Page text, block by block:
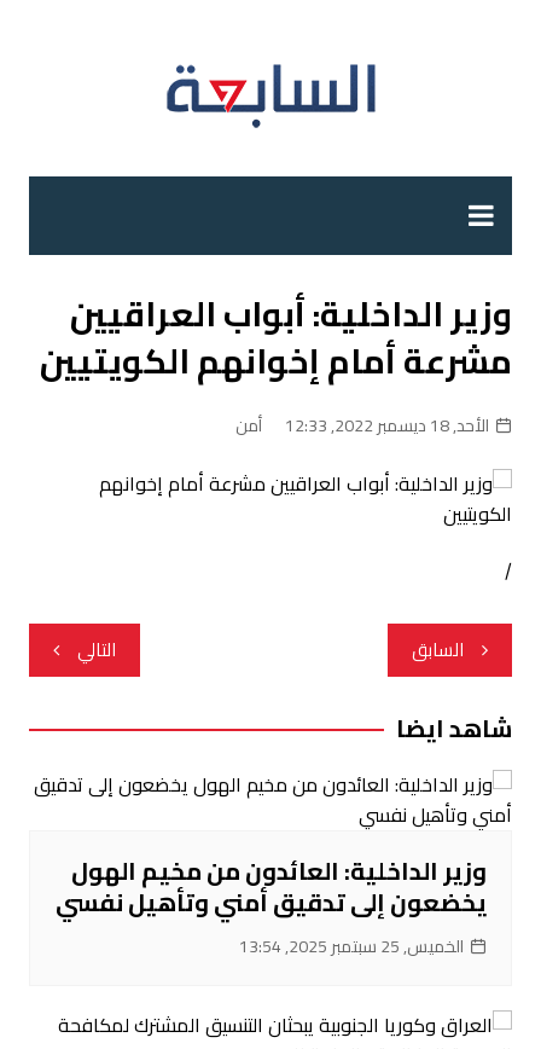
وزير الداخلية: أبواب العراقيين
مشرعة أمام إخوانهم الكويتيين
الأحد, 18 ديسمبر 2022, 12:33 أمن
/
تصفّح
المقالات
السابق التالي
شاهد ايضا
وزير الداخلية: العائدون من مخيم الهول
يخضعون إلى تدقيق أمني وتأهيل نفسي
الخميس, 25 سبتمبر 2025, 13:54